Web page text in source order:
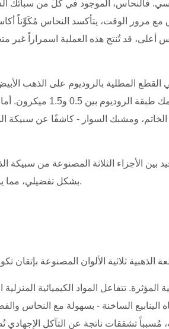
فالنحاس، الموجود في كلٍّ من سبائك
مع مرور الوقت، يتأكسد النحاس مُكَوِّناً
قد تُنتج هذه العملية اسمراراً غير
المطلية بالروديوم على الذهب
وتشترط المعايير
ومشبك السوار - كاشفًا عن سبيكة
الأجزاء الثلاثة المصنوعة من
بشكل تفضيلي، مما يؤدي إلى تغير موضعي في اللون ينتشر بمرور الوقت.
المؤثرة. تتفاعل المواد الكيميائية
الساخنة - بسهولة مع النحاس
مُسبباً تشققات ناتجة عن التآكل